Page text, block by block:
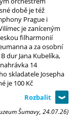
době je též
Prague i
je zaníceným
filharmonií
a za osobní
dur Jana Kubelíka,
14
skladatele Josepha
je 100 Kč
Šumavy, 24.07.26)